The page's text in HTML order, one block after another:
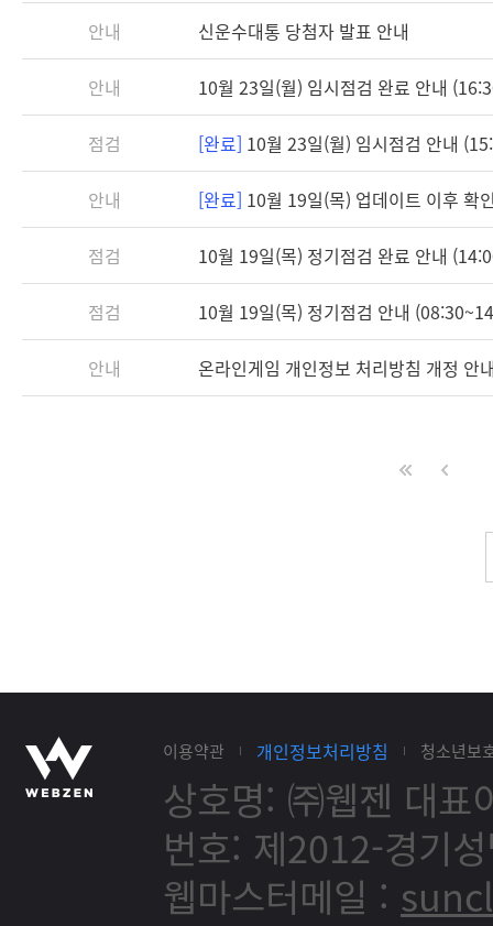
안내 신운수대통 당첨자 발표 안내
안내 10월 23일(월) 임시점검 완료 안내
점검 [완료] 10월 23일(월) 임시점검 안내
안내 [완료] 10월 19일(목) 업데이트 이후 확
점검 10월 19일(목) 정기점검 완료 안내
점검 10월 19일(목) 정기점검 안내
안내 온라인게임 개인정보 처리방침 개정 안
이용약관 개인정보처리방침 청소년보
상호명: ㈜웹젠 대표
번호: 제2012-경기
웹마스터메일 :